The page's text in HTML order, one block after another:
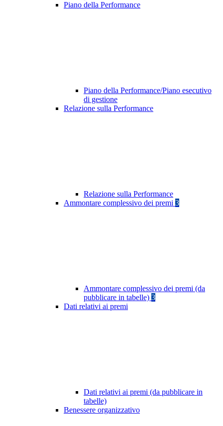
Piano della Performance
Piano della Performance/Piano esecutivo
di gestione
Relazione sulla Performance
Relazione sulla Performance
Ammontare complessivo dei premi 3
Ammontare complessivo dei premi (da
pubblicare in tabelle) 3
Dati relativi ai premi
Dati relativi ai premi (da pubblicare in
tabelle)
Benessere organizzativo